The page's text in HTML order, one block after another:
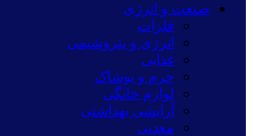
صنعت و انرژی
فلزات
انرژی و پتروشیمی
غذایی
چرم و پوشاک
لوازم خانگی
آرایشی بهداشتی
معدنی